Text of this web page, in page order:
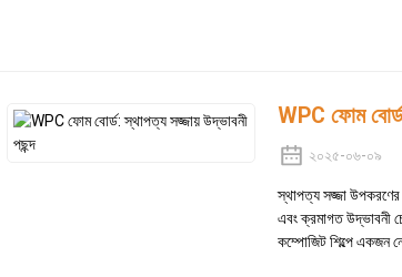
WPC ফোম
২০২৫-০৬-০৯
স্থাপত্য সজ্জা
এবং ক্রমাগত উদ্ভাবনী
কম্পোজিট শিল্পে একজন